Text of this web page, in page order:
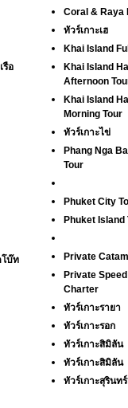
รือ
โบ๊ท
Coral & Raya
ทัวร์เกาะเฮ
Khai Island
Khai Island
Afternoon
Khai Island
Morning Tour
ทัวร์เกาะไข่
Phang Nga
Tour
Phuket City
Phuket Island
Private
Private
Charter
ทัวร์เกาะรายา
ทัวร์เกาะรอก
ทัวร์เกาะสิมิลัน
ทัวร์เกาะสิมิลัน
ทัวร์เกาะสุรินทร์